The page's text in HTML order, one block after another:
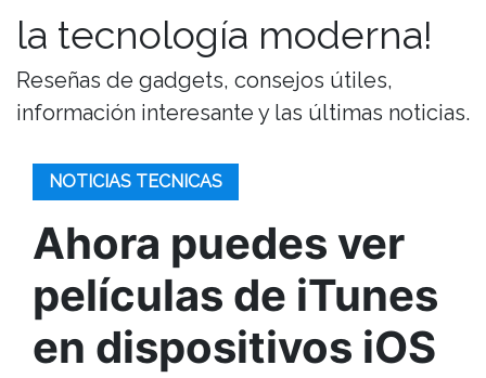
la tecnología moderna!
Reseñas de gadgets, consejos útiles,
información interesante y las últimas noticias.
NOTICIAS TECNICAS
Ahora puedes ver
películas de iTunes
en dispositivos iOS